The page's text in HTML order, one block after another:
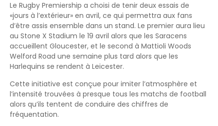
Le Rugby Premiership a choisi de tenir deux essais de
«jours à l’extérieur» en avril, ce qui permettra aux fans
d’être assis ensemble dans un stand. Le premier aura lieu
au Stone X Stadium le 19 avril alors que les Saracens
accueillent Gloucester, et le second à Mattioli Woods
Welford Road une semaine plus tard alors que les
Harlequins se rendent à Leicester.
Cette initiative est conçue pour imiter l’atmosphère et
l’intensité trouvées à presque tous les matchs de football
alors qu’ils tentent de conduire des chiffres de
fréquentation.